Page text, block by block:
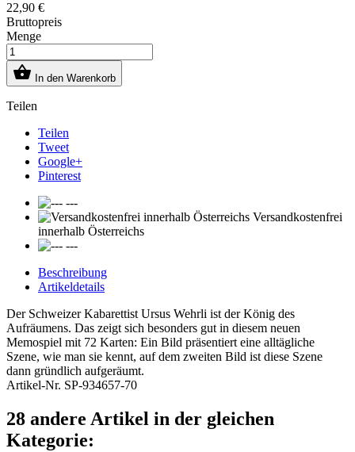
22,90 €
Bruttopreis
Menge
 In den Warenkorb
Teilen
Teilen
Tweet
Google+
Pinterest
---
Versandkostenfrei
innerhalb Österreichs
---
Beschreibung
Artikeldetails
Der Schweizer Kabarettist Ursus Wehrli ist der König des
Aufräumens. Das zeigt sich besonders gut in diesem neuen
Memospiel mit 72 Karten: Ein Bild präsentiert eine alltägliche
Szene, wie man sie kennt, auf dem zweiten Bild ist diese Szene
dann gründlich aufgeräumt.
Artikel-Nr. SP-934657-70
28 andere Artikel in der gleichen
Kategorie: